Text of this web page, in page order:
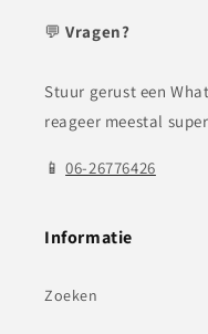
💬Vragen?
Stuur gerust een
reageer meestal
📱06-26776426
Informatie
Zoeken